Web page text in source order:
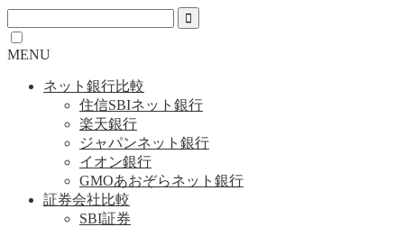
MENU
ネット銀行比較
住信SBIネット銀行
楽天銀行
ジャパンネット銀行
イオン銀行
GMOあおぞらネット銀行
証券会社比較
SBI証券